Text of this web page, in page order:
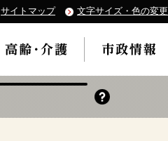
サイトマップ 文字サイズ・色の変更